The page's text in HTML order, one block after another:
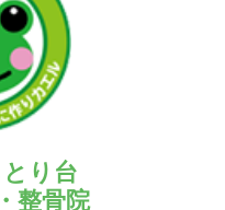
り台
整骨院